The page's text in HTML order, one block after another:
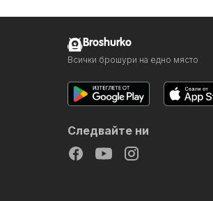
Broshurko
Всички брошури на едно място
Следвайте ни